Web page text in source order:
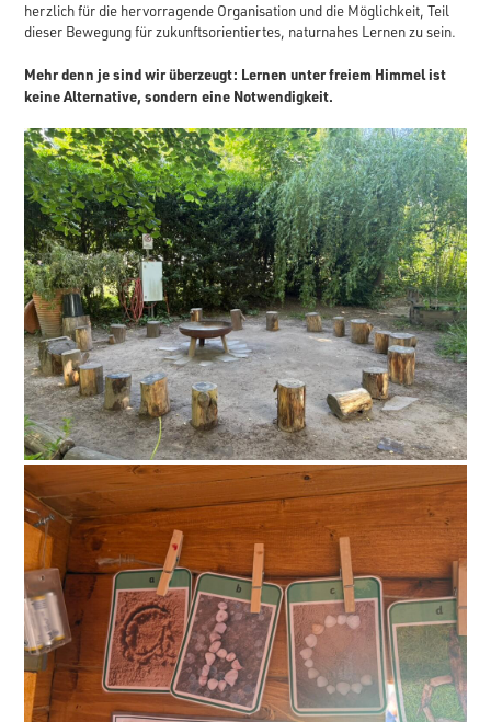
herzlich für die hervorragende Organisation und die Möglichkeit, Teil
dieser Bewegung für zukunftsorientiertes, naturnahes Lernen zu sein.
Mehr denn je sind wir überzeugt: Lernen unter freiem Himmel ist
keine Alternative, sondern eine Notwendigkeit.